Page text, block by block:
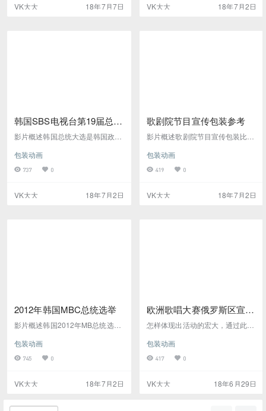
VK大大 18年7月7日 VK大大 18年7月2日
韩国SBS电视台第19届总统
大选宣传片头
影片概述韩国总统大选是韩国政府
型活动视频开场在线观看视频截图
高清下载
包装动画
737 0
VK大大 18年7月2日
歌剧院节目宣传包装参考
影片概述歌剧院节目宣传包装比较
密结合，同时还要宣传表演的艺术
家，本片通过平面转立体空间的形
包装动画
419 0
VK大大 18年7月2日
2012年韩国MBC总统选举
影片概述韩国2012年MB总统选举
件事件的盛大，跟每个人都有关
系，如何表现所有人都紧密连接，
子）,连接其它人放飞的种子，慢慢
包装动画
745 0
VK大大 18年7月2日
欧洲歌唱大赛俄罗斯区宣传
预告片
怎样体现出活动的宏大，通过此片
截图高清无水印下载
包装动画
417 0
VK大大 18年6月29日